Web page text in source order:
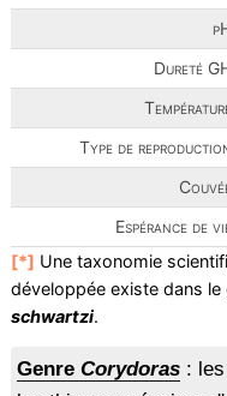
Dureté
Type de
Espérance de
[*] Une taxonomie
développée existe dans le
schwartzi.
Genre Corydoras: les